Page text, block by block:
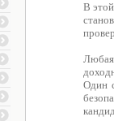
В
Любая
Один